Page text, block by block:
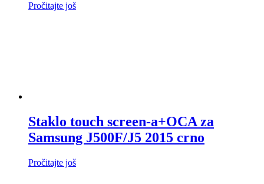
Pročitajte još
Staklo touch screen-a+OCA za
Samsung J500F/J5 2015 crno
Pročitajte još